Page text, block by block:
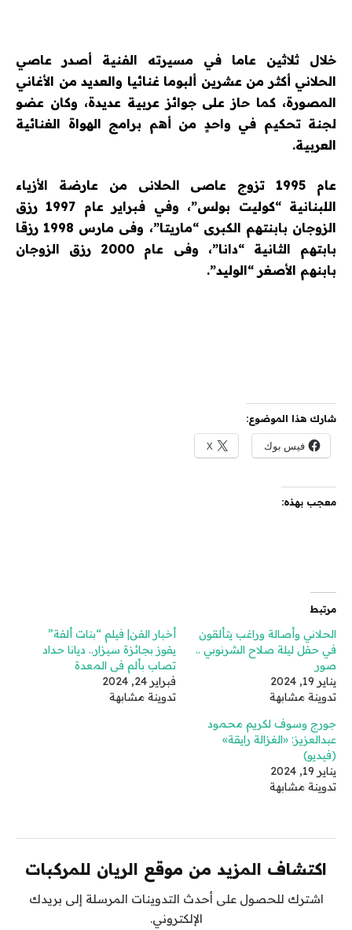
خلال ثلاثين عاما في مسيرته الفنية أصدر عاصي
الحلاني أكثر من عشرين ألبوما غنائيا والعديد من الأغاني
المصورة، كما حاز على جوائز عربية عديدة، وكان عضو
لجنة تحكيم في واحدٍ من أهم برامج الهواة الغنائية
العربية.
عام 1995 تزوج عاصى الحلانى من عارضة الأزياء
اللبنانية “كوليت بولس”، وفي فبراير عام 1997 رزق
الزوجان بابنتهم الكبرى “ماريتا”، وفى مارس 1998 رزقا
بابتهم الثانية “دانا”، وفى عام 2000 رزق الزوجان
بابنهم الأصغر “الوليد”.
شارك هذا الموضوع:
فيس بوك X
معجب بهذه:
مرتبط
الحلاني وأصالة وراغب يتألقون
في حفل ليلة صلاح الشرنوبي ..
صور
يناير 19, 2024
تدوينة مشابهة
أخبار الفن| فيلم “بنات ألفة”
يفوز بجائزة سيزار.. ديانا حداد
تصاب بألم في المعدة
فبراير 24, 2024
تدوينة مشابهة
جورج وسوف لكريم محمود
عبدالعزيز: «الغزالة رايقة»
(فيديو)
يناير 19, 2024
تدوينة مشابهة
اكتشاف المزيد من موقع الريان للمركبات
اشترك للحصول على أحدث التدوينات المرسلة إلى بريدك
الإلكتروني.